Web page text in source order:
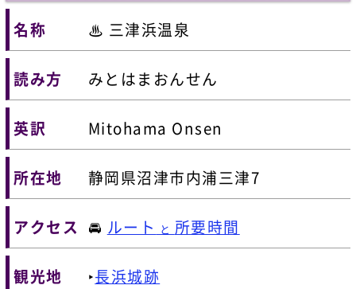
名称 ♨ 三津浜温泉
読み方 みとはまおんせん
英訳 Mitohama Onsen
所在地 静岡県沼津市内浦三津7
アクセス 🚘 ルート と 所要時間
観光地 ‣長浜城跡